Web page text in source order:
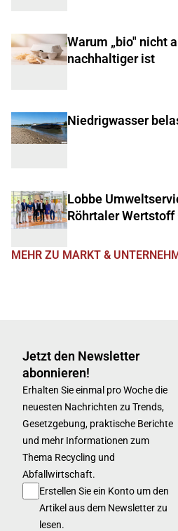
Warum „bio" nicht
nachhaltiger ist
Niedrigwasser
Lobbe
Röhrtaler Wertstoff
MEHR ZU MARKT &
Jetzt den Newsletter
abonnieren!
Erhalten Sie einmal pro Woche die
neuesten Nachrichten zu Trends,
Gesetzgebung, praktische Berichte
und mehr Informationen zum
Thema Recycling und
Abfallwirtschaft.
Erstellen Sie ein Konto um den
Artikel aus dem Newsletter zu
lesen.